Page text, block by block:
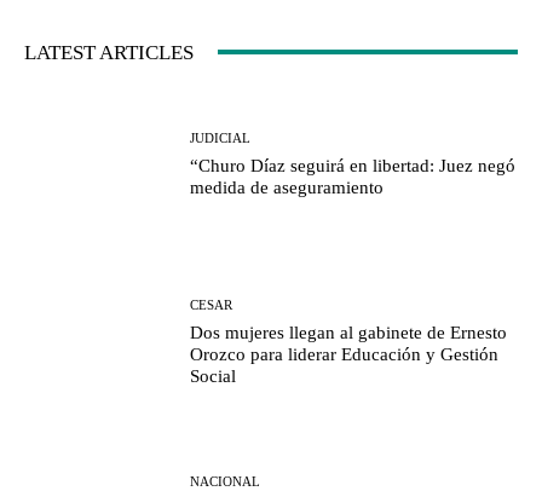
LATEST ARTICLES
JUDICIAL
“Churo Díaz seguirá en libertad: Juez negó
medida de aseguramiento
CESAR
Dos mujeres llegan al gabinete de Ernesto
Orozco para liderar Educación y Gestión
Social
NACIONAL